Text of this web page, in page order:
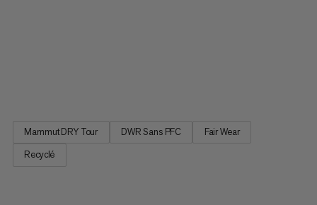
Mammut DRY Tour DWR Sans PFC
Fair Wear
Recyclé